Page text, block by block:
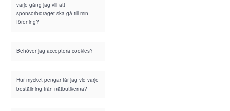
varje gång jag vill att
sponsorbidraget ska gå till min
förening?
Behöver jag acceptera cookies?
Hur mycket pengar får jag vid varje
beställning från nätbutikerna?